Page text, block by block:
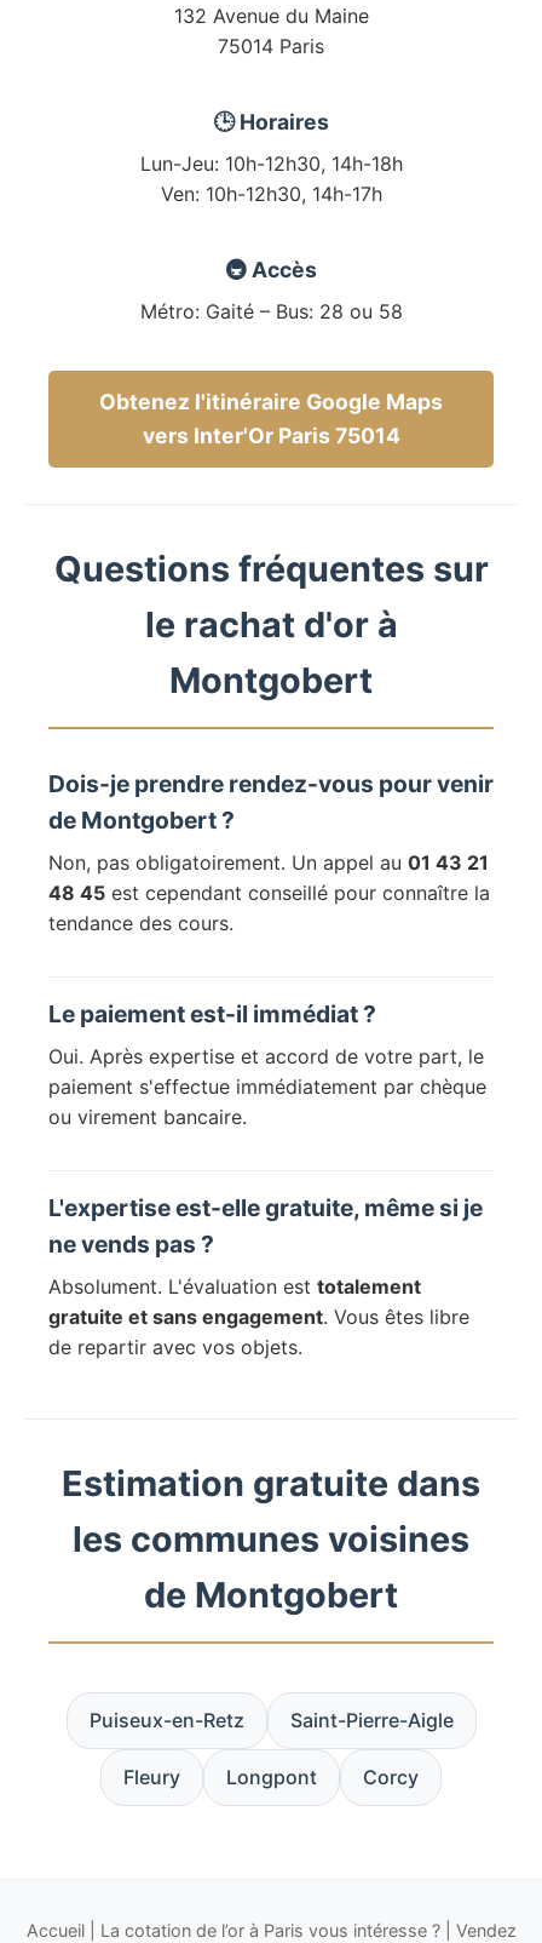
132 Avenue du Maine
75014 Paris
🕒 Horaires
Lun-Jeu: 10h-12h30, 14h-18h
Ven: 10h-12h30, 14h-17h
🚇 Accès
Métro: Gaité – Bus: 28 ou 58
Obtenez l'itinéraire Google Maps
vers Inter'Or Paris 75014
Questions fréquentes sur
le rachat d'or à
Montgobert
Dois-je prendre rendez-vous pour venir
de Montgobert ?
Non, pas obligatoirement. Un appel au 01 43 21
48 45 est cependant conseillé pour connaître la
tendance des cours.
Le paiement est-il immédiat ?
Oui. Après expertise et accord de votre part, le
paiement s'effectue immédiatement par chèque
ou virement bancaire.
L'expertise est-elle gratuite, même si je
ne vends pas ?
Absolument. L'évaluation est totalement
gratuite et sans engagement. Vous êtes libre
de repartir avec vos objets.
Estimation gratuite dans
les communes voisines
de Montgobert
Puiseux-en-Retz Saint-Pierre-Aigle
Fleury Longpont Corcy
Accueil| La cotation de l’or à Paris vous intéresse ?| Vendez